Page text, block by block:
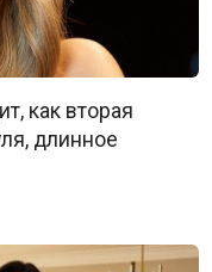
как вторая
длинное